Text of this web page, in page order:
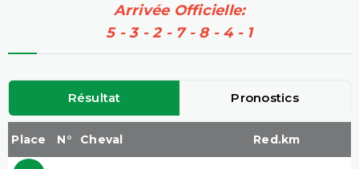
Arrivée Officielle:
5 - 3 - 2 - 7 - 8 - 4 - 1
Résultat Pronostics
Place N° Cheval Red.km